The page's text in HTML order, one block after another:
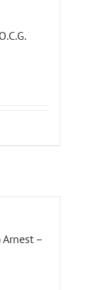
Arnest –